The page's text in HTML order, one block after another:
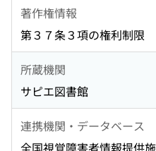
著作権情報
第３７条３項の権利制限
所蔵機関
サピエ図書館
連携機関・データベース
全国視覚障害者情報提供